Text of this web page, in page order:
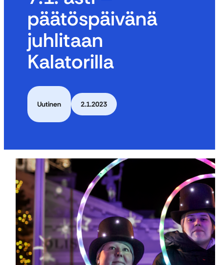
päätöspäivänä
juhlitaan
Kalatorilla
Uutinen 2.1.2023